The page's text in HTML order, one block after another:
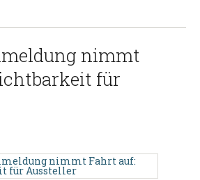
nimmt
für